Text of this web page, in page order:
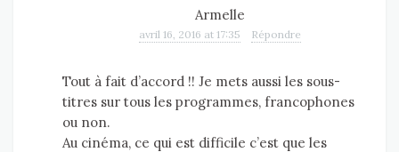
Armelle
avril 16, 2016 at 17:35 Répondre
Tout à fait d’accord !! Je mets aussi les sous-
titres sur tous les programmes, francophones
ou non.
Au cinéma, ce qui est difficile c’est que les